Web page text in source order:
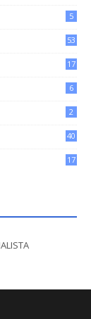
5
53
17
6
2
40
17